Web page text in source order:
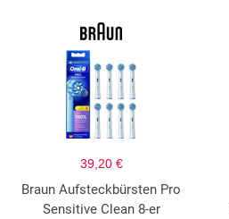
39,20 €
Braun Aufsteckbürsten Pro
Sensitive Clean 8-er